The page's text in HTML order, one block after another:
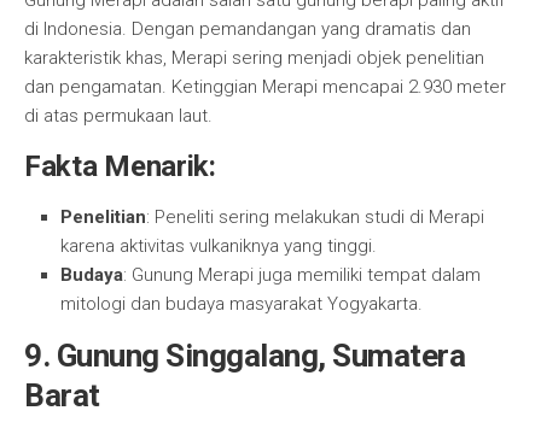
di Indonesia. Dengan pemandangan yang dramatis dan
karakteristik khas, Merapi sering menjadi objek penelitian
dan pengamatan. Ketinggian Merapi mencapai 2.930 meter
di atas permukaan laut.
Fakta Menarik:
Penelitian: Peneliti sering melakukan studi di Merapi
karena aktivitas vulkaniknya yang tinggi.
Budaya: Gunung Merapi juga memiliki tempat dalam
mitologi dan budaya masyarakat Yogyakarta.
9. Gunung Singgalang, Sumatera
Barat